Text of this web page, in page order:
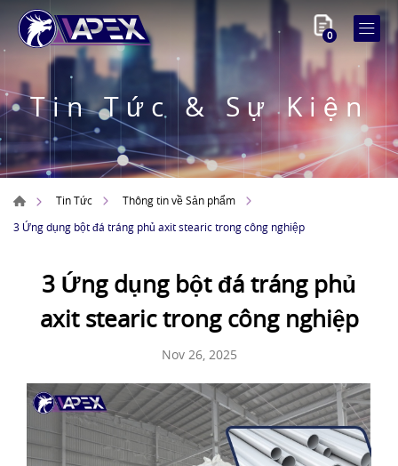
0
Tin Tức & Sự Kiện
Tin Tức
Thông tin về Sản phẩm
3 Ứng dụng bột đá tráng phủ axit stearic trong công nghiệp
3 Ứng dụng bột đá tráng phủ
axit stearic trong công nghiệp
Nov 26, 2025